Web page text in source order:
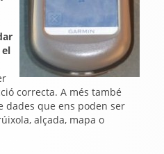
correcta. A més també
dades que ens poden ser
alçada, mapa o